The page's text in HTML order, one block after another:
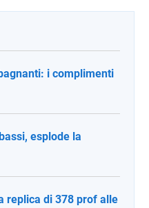
i complimenti
esplode la
replica di 378 prof alle